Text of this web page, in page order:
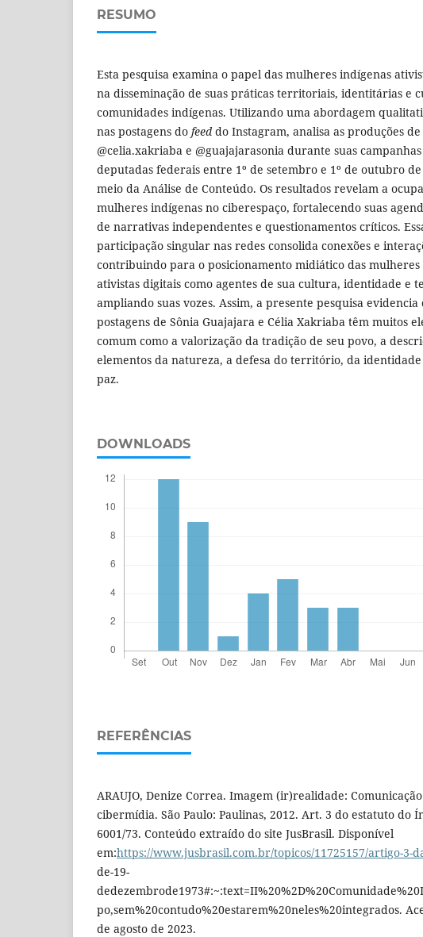
RESUMO
Esta pesquisa examina o papel das mulheres indígenas
na disseminação de suas práticas territoriais, identitárias e
comunidades indígenas. Utilizando uma abordagem
nas postagens do feed do Instagram, analisa as produções de
@celia.xakriaba e @guajajarasonia durante suas
deputadas federais entre 1º de setembro e 1º de outubro
meio da Análise de Conteúdo. Os resultados revelam a
mulheres indígenas no ciberespaço, fortalecendo suas
de narrativas independentes e questionamentos críticos.
participação singular nas redes consolida conexões e
contribuindo para o posicionamento midiático das mulheres
ativistas digitais como agentes de sua cultura, identidade e
ampliando suas vozes. Assim, a presente pesquisa evidencia
postagens de Sônia Guajajara e Célia Xakriaba têm muitos
comum como a valorização da tradição de seu povo, a
elementos da natureza, a defesa do território, da
paz.
DOWNLOADS
REFERÊNCIAS
ARAUJO, Denize Correa. Imagem (ir)realidade:
cibermídia. São Paulo: Paulinas, 2012. Art. 3 do estatuto do
6001/73. Conteúdo extraído do site JusBrasil. Disponível
em:https://www.jusbrasil.com.br/topicos/11725157/artigo-3-
de-19-
po,sem%20contudo%20estarem%20neles%20integrados.
de agosto de 2023.